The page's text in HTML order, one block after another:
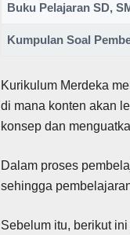
Buku Pelajaran SD,
Kumpulan Soal
Kurikulum Merdeka
di mana konten akan
konsep dan
Dalam proses
sehingga
Sebelum itu, berikut